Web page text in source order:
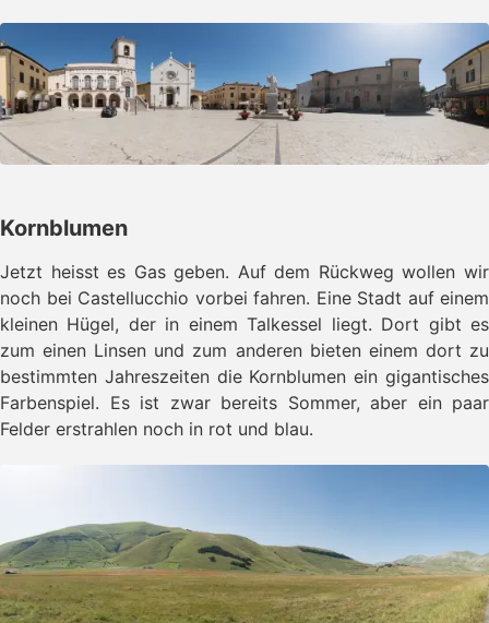
Kornblumen
Jetzt heisst es Gas geben. Auf dem Rückweg wollen wir
noch bei Castellucchio vorbei fahren. Eine Stadt auf einem
kleinen Hügel, der in einem Talkessel liegt. Dort gibt es
zum einen Linsen und zum anderen bieten einem dort zu
bestimmten Jahreszeiten die Kornblumen ein gigantisches
Farbenspiel. Es ist zwar bereits Sommer, aber ein paar
Felder erstrahlen noch in rot und blau.